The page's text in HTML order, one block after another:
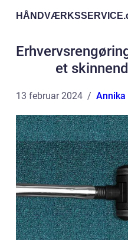
HÅNDVÆRKSSERVICE.
et
13 februar 2024 Annika